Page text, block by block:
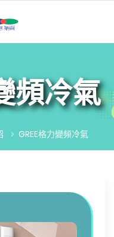
頻冷氣
GREE格力變頻冷氣